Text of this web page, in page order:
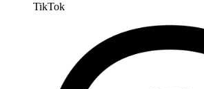
TikTok